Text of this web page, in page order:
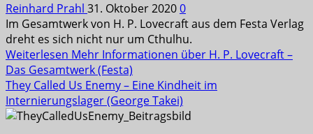
Reinhard Prahl 31. Oktober 20200
Im Gesamtwerk von H. P. Lovecraft aus dem Festa Verlag
dreht es sich nicht nur um Cthulhu.
Weiterlesen Mehr Informationen über H. P. Lovecraft –
Das Gesamtwerk (Festa)
They Called Us Enemy – Eine Kindheit im
Internierungslager (George Takei)